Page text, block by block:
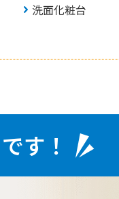
洗面化粧台
す！